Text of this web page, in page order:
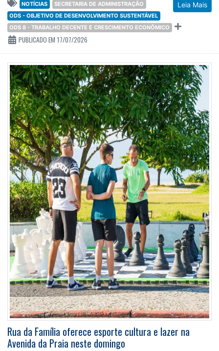
Leia Mais
NOTÍCIAS
SECRETARIA DE ADMINISTRAÇÃO
ODS - OBJETIVO DE DESENVOLVIMENTO SUSTENTÁVEL
ODS 8 - TRABALHO DECENTE E CRESCIMENTO ECONÔMICO
PUBLICADO EM 17/07/2026
Rua da Família oferece esporte cultura e lazer na
Avenida da Praia neste domingo